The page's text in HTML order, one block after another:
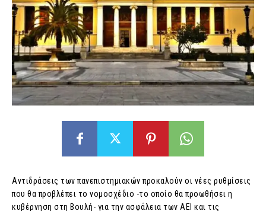
Aντιδράσεις των πανεπιστημιακών προκαλούν οι νέες ρυθμίσεις
που θα προβλέπει το νομοσχέδιο -το οποίο θα προωθήσει η
κυβέρνηση στη Βουλή- για την ασφάλεια των ΑΕΙ και τις